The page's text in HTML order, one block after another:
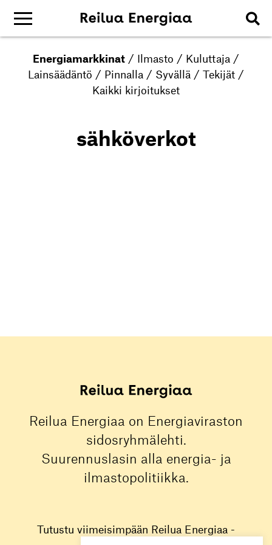
Energiamarkkinat / Ilmasto / Kuluttaja /
Lainsäädäntö / Pinnalla / Syvällä / Tekijät /
Kaikki kirjoitukset
sähköverkot
Reilua Energiaa on Energiaviraston
sidosryhmälehti.
Suurennuslasin alla energia- ja
ilmastopolitiikka.
Tutustu viimeisimpään Reilua Energiaa -